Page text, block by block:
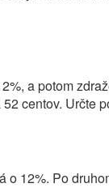
a potom
centov. Určte
12%. Po